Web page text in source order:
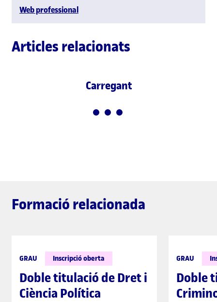
Web professional
Articles relacionats
Carregant
Formació relacionada
GRAU Inscripció oberta
Doble titulació de Dret i
Ciència Política
GRAU
Doble